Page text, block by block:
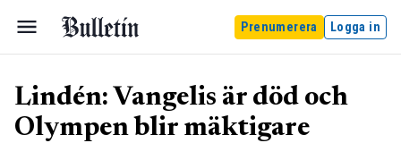
Prenumerera Logga in
Lindén: Vangelis är död och
Olympen blir mäktigare